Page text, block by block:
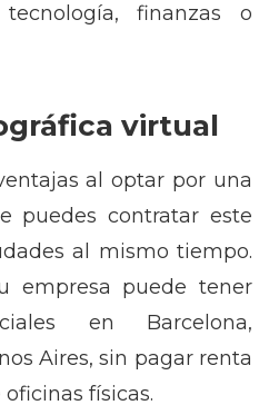
finanzas o
virtual
al optar por una
puedes contratar este
al mismo tiempo.
empresa puede tener
en Barcelona,
Aires, sin pagar renta
físicas.